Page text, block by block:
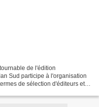
de l'édition
Sud participe à l'organisation
de sélection d'éditeurs et